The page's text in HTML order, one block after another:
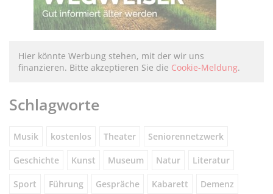
Hier könnte Werbung stehen, mit der wir uns
finanzieren. Bitte akzeptieren Sie die Cookie-Meldung.
Schlagworte
Musik kostenlos Theater Seniorennetzwerk
Geschichte Kunst Museum Natur Literatur
Sport Führung Gespräche Kabarett Demenz